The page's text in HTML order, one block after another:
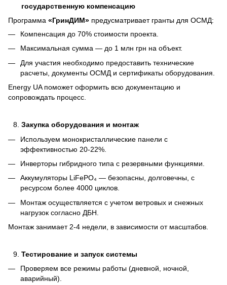
государственную компенсацию
Программа «ГринДИМ» предусматривает гранты для ОСМД:
Компенсация до 70% стоимости проекта.
Максимальная сумма — до 1 млн грн на объект.
Для участия необходимо предоставить технические
расчеты, документы ОСМД и сертификаты оборудования.
Energy UA поможет оформить всю документацию и
сопровождать процесс.
Закупка оборудования и монтаж
Используем монокристаллические панели с
эффективностью 20-22%.
Инверторы гибридного типа с резервными функциями.
Аккумуляторы LiFePO₄ — безопасны, долговечны, с
ресурсом более 4000 циклов.
Монтаж осуществляется с учетом ветровых и снежных
нагрузок согласно ДБН.
Монтаж занимает 2-4 недели, в зависимости от масштабов.
Тестирование и запуск системы
Проверяем все режимы работы (дневной, ночной,
аварийный).